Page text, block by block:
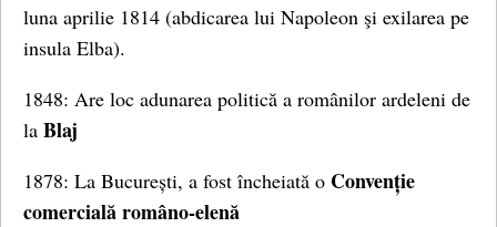
luna aprilie 1814 (abdicarea lui Napoleon şi exilarea pe
insula Elba).
1848: Are loc adunarea politică a românilor ardeleni de
la Blaj
1878: La București, a fost încheiată o Convenție
comercială româno-elenă